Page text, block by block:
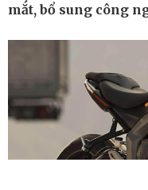
Chuyển đổi số
mắt, bổ sung công